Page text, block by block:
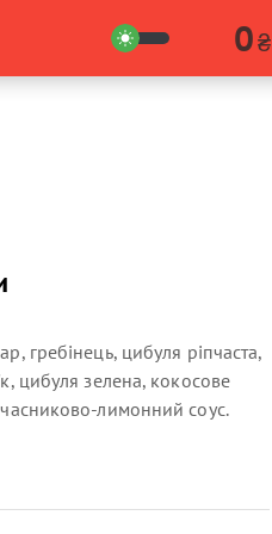
0₴
гребінець, цибуля ріпчаста,
цибуля зелена, кокосове
лимонний соус.